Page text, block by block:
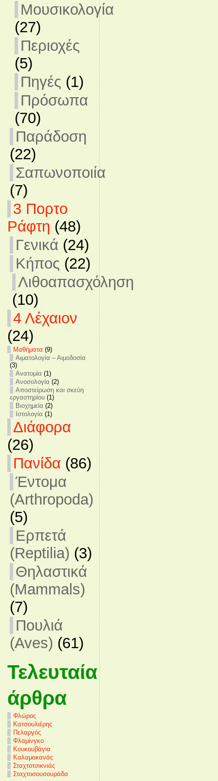
Μουσικολογία
(27)
Περιοχές
(5)
Πηγές (1)
Πρόσωπα
(70)
Παράδοση
(22)
Σαπωνοποιία
(7)
3 Πορτο
Ράφτη (48)
Γενικά (24)
Κήπος (22)
Λιθοαπασχόληση
(10)
4 Λέχαιον
(24)
Mαθήματα (9)
Αιματολογία – Αιμοδοσία
(3)
Ανατομία (1)
Ανοσολογία (2)
Αποστείρωση και σκεύη
εργαστηρίου(1)
Βιοχημεία (2)
Ιστολογία (1)
Διάφορα
(26)
Πανίδα (86)
Έντομα
(Arthropoda)
(5)
Ερπετά
(Reptilia) (3)
Θηλαστικά
(Mammals)
(7)
Πουλιά
(Aves) (61)
Τελευταία
άρθρα
Φλώρος
Κατσουλιέρης
Πελαργός
Φλαμίνγκο
Κουκουβάγια
Καλαμοκανάς
Σταχτοτσικνιάς
Σταχτοσουσουράδα